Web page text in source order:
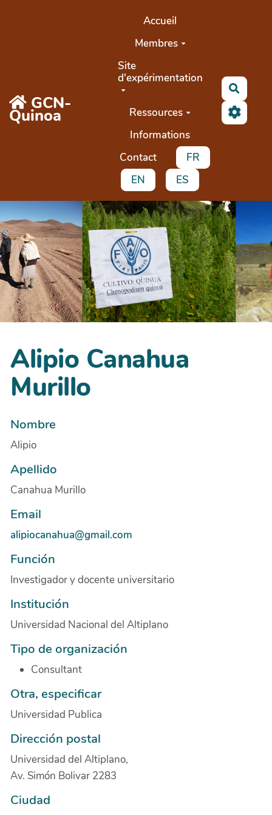
GCN-
Quinoa
Accueil
Membres
Site
d'expérimentation
Ressources
Informations
Contact
FR
EN
ES
Alipio Canahua
Murillo
Nombre
Alipio
Apellido
Canahua Murillo
Email
alipiocanahua@gmail.com
Función
Investigador y docente universitario
Institución
Universidad Nacional del Altiplano
Tipo de organización
Consultant
Otra, especificar
Universidad Publica
Dirección postal
Universidad del Altiplano,
Av. Simón Bolivar 2283
Ciudad